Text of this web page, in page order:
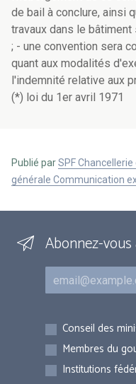
de bail à conclure, ainsi
travaux dans le
; - une convention sera
quant aux modalités
l'indemnité relative aux
(*) loi du 1er avril 1971
Publié parSPF
générale Communication
Abonnez-
Courriel
Inscriptions
Conseil des
Membres du
Institutions